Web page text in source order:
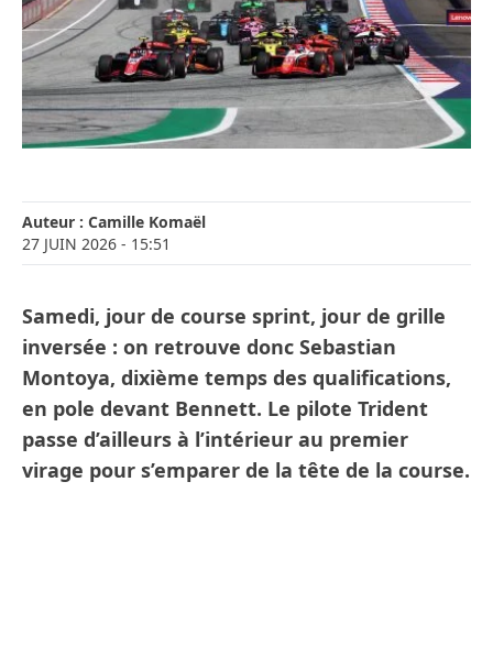
Auteur : Camille Komaël
27 JUIN 2026 - 15:51
Samedi, jour de course sprint, jour de grille
inversée : on retrouve donc Sebastian
Montoya, dixième temps des qualifications,
en pole devant Bennett. Le pilote Trident
passe d’ailleurs à l’intérieur au premier
virage pour s’emparer de la tête de la course.